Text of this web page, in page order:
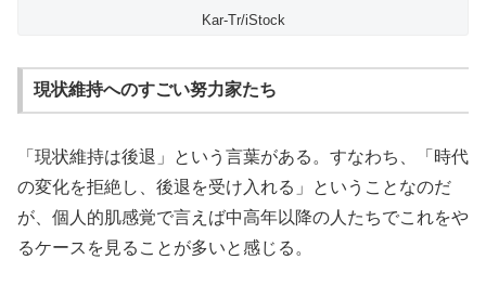
Kar-Tr/iStock
現状維持へのすごい努力家たち
「現状維持は後退」という言葉がある。すなわち、「時代
の変化を拒絶し、後退を受け入れる」ということなのだ
が、個人的肌感覚で言えば中高年以降の人たちでこれをや
るケースを見ることが多いと感じる。